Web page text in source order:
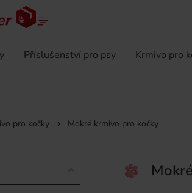
Příslušenství pro psy Krmivo pro
pro kočky Mokré krmivo pro kočky